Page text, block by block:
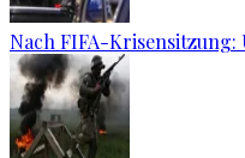
Nach FIFA-